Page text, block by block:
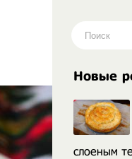
Новые
слоеным